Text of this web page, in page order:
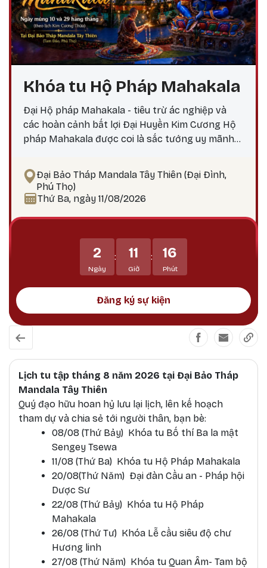
Khóa tu Hộ Pháp Mahakala
Đại Hộ pháp Mahakala - tiêu trừ ác nghiệp và
các hoàn cảnh bất lợi Đại Huyền Kim Cương Hộ
pháp Mahakala được coi là sắc tướng uy mãnh
lực, trí tuệ và các công hạnh bi mẫn uy mãnh của
chư Phật. Mahakala là Hộ pháp hàng đầu, uy
mãnh và tràn đầy thần lực, tiêu trừ ác nghiệp,
thoái, tiêu trừ các thế lực gây chướng ngại đối
với Phật pháp và, dẫn dắt các hành giả và bảo vệ
họ tránh khỏi tất cả các vô minh và mê lầm.
Đại Bảo Tháp Mandala Tây Thiên (Đại Đình,
Phú Thọ)
Thứ Ba, ngày 11/08/2026
2
Ngày
: 11
Giờ
: 16
Phút
Đăng ký sự kiện
Lịch tu tập tháng 8 năm 2026 tại Đại Bảo Tháp
Mandala Tây Thiên
Quý đạo hữu hoan hỷ lưu lại lịch, lên kế hoạch
tham dự và chia sẻ tới người thân, bạn bè:
08/08 (Thứ Bảy) Khóa tu Bố thí Ba la mật
Sengey Tsewa
11/08 (Thứ Ba) Khóa tu Hộ Pháp Mahakala
20/08(Thứ Năm) Đại đàn Cầu an - Pháp hội
Dược Sư
22/08 (Thứ Bảy) Khóa tu Hộ Pháp
Mahakala
26/08 (Thứ Tư) Khóa Lễ cầu siêu độ chư
Hương linh
27/08 (Thứ Năm) Khóa tu Quan Âm- Tam bộ